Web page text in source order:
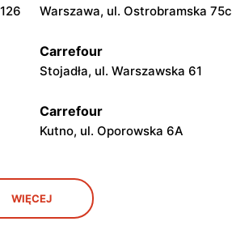
Warszawa, ul. Ostrobramska 75c
Carrefour
Stojadła, ul. Warszawska 61
Carrefour
Kutno, ul. Oporowska 6A
Carrefour
Łódź al. Ks. Bp. Władysława
Bandurskiego 49
WIĘCEJ